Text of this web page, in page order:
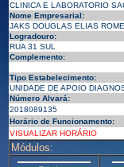
CLINICA E LABORATORIO
Nome Empresarial:
JAKS DOUGLAS ELIAS
Logradouro:
RUA 31 SUL
Complemento:
Tipo Estabelecimento:
UNIDADE DE APOIO
Número Alvará:
2018089135
Horário de Funcionamento:
VISUALIZAR HORÁRIO
Módulos: